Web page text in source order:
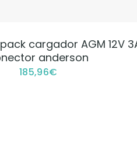
VER PRODUCTO
cargador AGM 12V
anderson
185,96€